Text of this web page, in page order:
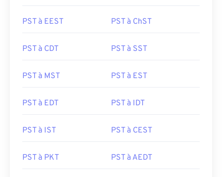
PST à EEST PST à ChST
PST à CDT PST à SST
PST à MST PST à EST
PST à EDT PST à IDT
PST à IST PST à CEST
PST à PKT PST à AEDT